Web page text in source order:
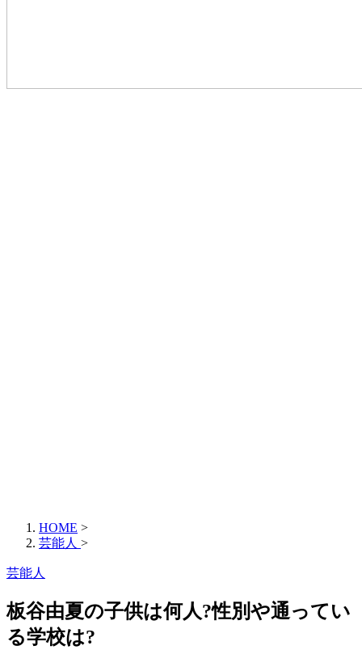
HOME >
芸能人 >
芸能人
板谷由夏の子供は何人?性別や通ってい
る学校は?